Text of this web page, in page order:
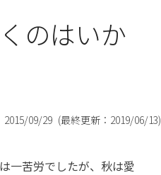
のはいか
2015/09/29 (最終更新： 2019/06/13)
一苦労でしたが、秋は愛